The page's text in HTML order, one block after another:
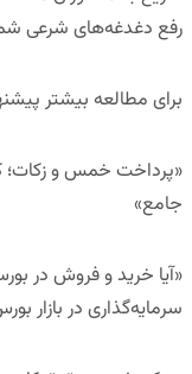
رفع دغدغه‌های شرعی
برای مطالعه بیشتر
«پرداخت خمس و زکات؛
جامع»
«آیا خرید و فروش در
سرمایه‌گذاری در بازار